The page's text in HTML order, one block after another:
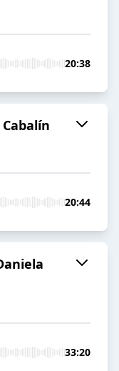
20:38
20:44
33:20